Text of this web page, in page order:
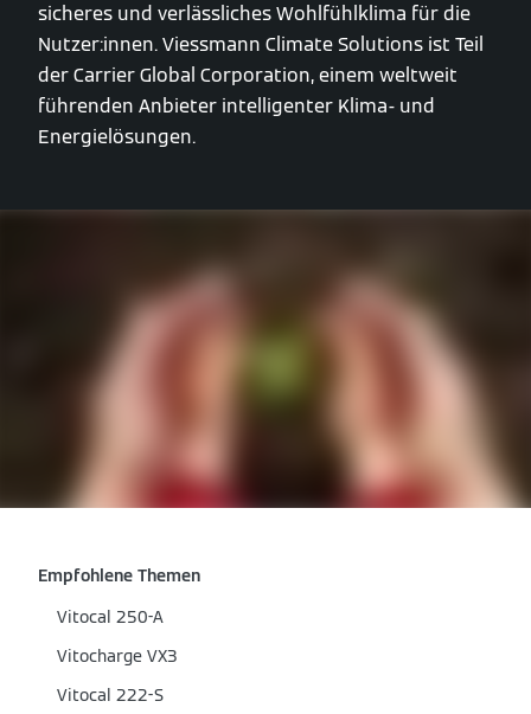
sicheres und verlässliches Wohlfühlklima für die
Nutzer:innen. Viessmann Climate Solutions ist Teil
der Carrier Global Corporation, einem weltweit
führenden Anbieter intelligenter Klima- und
Energielösungen.
Empfohlene Themen
Vitocal 250-A
Vitocharge VX3
Vitocal 222-S